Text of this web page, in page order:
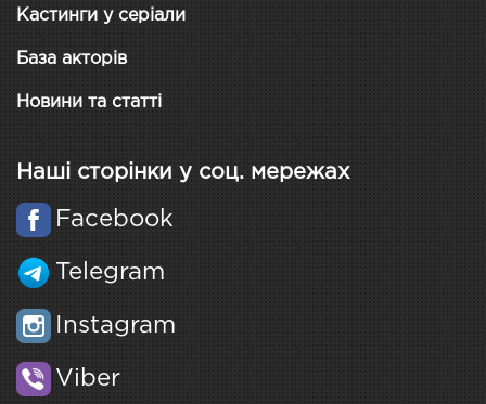
Кастинги у серіали
База акторів
Новини та статті
Наші сторінки у соц. мережах
Facebook
Telegram
Instagram
Viber